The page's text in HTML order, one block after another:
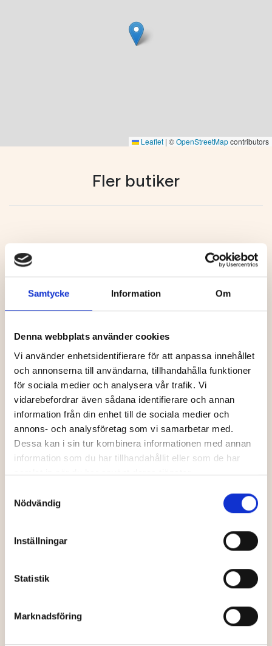
Samtycke Information Om
Denna webbplats använder cookies
Vi använder enhetsidentifierare för att anpassa innehållet
och annonserna till användarna, tillhandahålla funktioner
för sociala medier och analysera vår trafik. Vi
vidarebefordrar även sådana identifierare och annan
information från din enhet till de sociala medier och
annons- och analysföretag som vi samarbetar med.
Dessa kan i sin tur kombinera informationen med annan
information som du har tillhandahållit eller som de har
samlat in när du har använt deras tjänster.
Nödvändig
Inställningar
Statistik
Marknadsföring
Leaflet | ©OpenStreetMapcontributors
Fler butiker
Unika butiker
Linné och
Grankvist
Unika butiker
Bric–a-brac
Unika butiker Unika butiker